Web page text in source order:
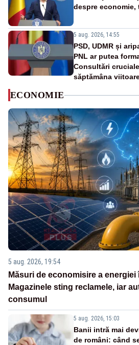
despre economie,
5 aug. 2026, 14:55
PSD, UDMR și
PNL ar putea
Consultări
săptămâna
ECONOMIE
5 aug. 2026, 19:54
Măsuri de economisire a energiei
Magazinele sting reclamele, iar
consumul
5 aug. 2026, 15:03
Banii intră mai
de români: când